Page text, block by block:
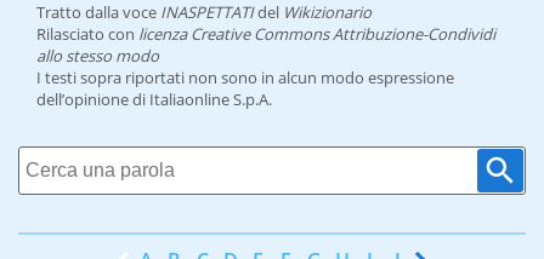
Tratto dalla voce INASPETTATIdel Wikizionario
Rilasciato con licenza Creative Commons Attribuzione-Condividi
allo stesso modo
I testi sopra riportati non sono in alcun modo espressione
dell’opinione di Italiaonline S.p.A.